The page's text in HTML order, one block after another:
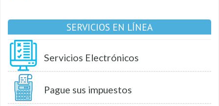
SERVICIOS EN LÍNEA
Servicios Electrónicos
Pague sus impuestos